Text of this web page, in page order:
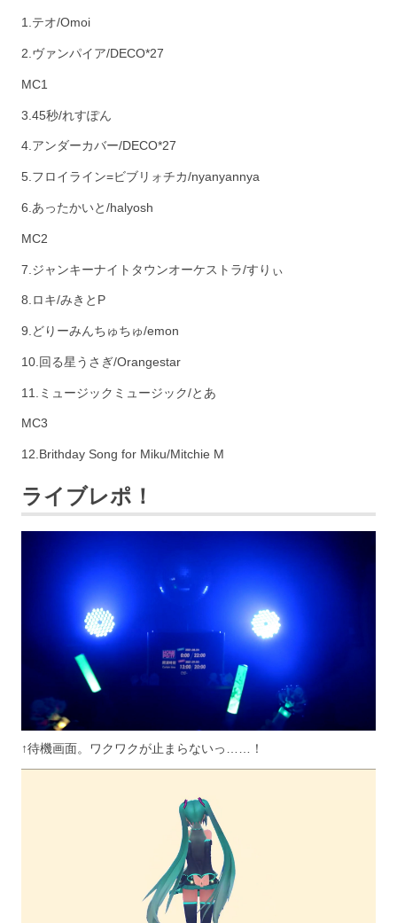
1.テオ/Omoi
2.ヴァンパイア/DECO*27
MC1
3.45秒/れすぽん
4.アンダーカバー/DECO*27
5.フロイライン=ビブリォチカ/nyanyannya
6.あったかいと/halyosh
MC2
7.ジャンキーナイトタウンオーケストラ/すりぃ
8.ロキ/みきとP
9.どりーみんちゅちゅ/emon
10.回る星うさぎ/Orangestar
11.ミュージックミュージック/とあ
MC3
12.Brithday Song for Miku/Mitchie M
ライブレポ！
↑待機画面。ワクワクが止まらないっ……！